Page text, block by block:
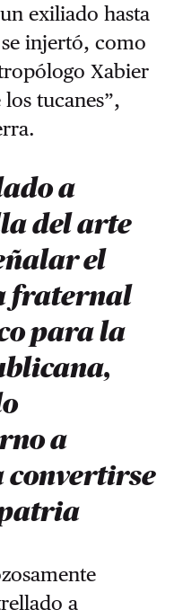
exiliado hasta
injertó, como
Xabier
tucanes”,
a
del arte
el
fraternal
para la
a
convertirse
patria
a